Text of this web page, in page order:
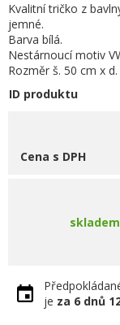
Kvalitní tričko z
jemné.
Barva bílá.
Nestárnoucí motiv
Rozměr š. 50 cm x
ID produktu
Cena s DPH
skladem
je za 6 dnů